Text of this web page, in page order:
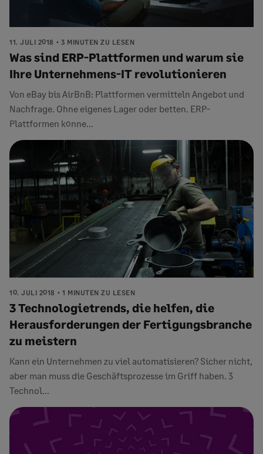
11. JULI 2018 3 MINUTEN ZU LESEN
Was sind ERP-Plattformen und warum sie
Ihre Unternehmens-IT revolutionieren
Von eBay bis AirBnB: Plattformen vermitteln Angebot und
Nachfrage. Ohne eigenes Lager oder betten. ERP-
Plattformen könne...
10. JULI 2018 1 MINUTEN ZU LESEN
3 Technologietrends, die helfen, die
Herausforderungen der Fertigungsbranche
zu meistern
Kann ein Unternehmen zu viel automatisieren? Sicher nicht,
aber man muss die Geschäftsprozesse im Griff haben. 3
Technol...